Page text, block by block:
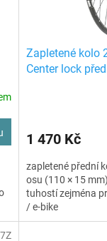
Zapletené kolo
Center lock
1 470 Kč
zapletené přední
osu (110 × 15
tuhostí zejména
/ e-bike